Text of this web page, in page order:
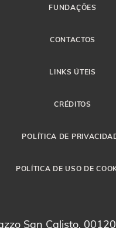
FUNDAÇÕES
CONTACTOS
LINKS ÚTEIS
CRÉDITOS
POLÍTICA DE
POLÍTICA DE USO DE
San Calisto,